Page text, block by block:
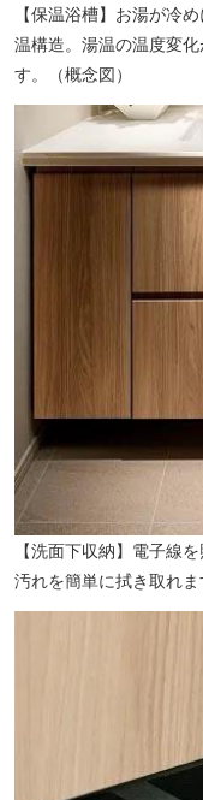
【保温浴槽】お湯が冷
温構造。湯温の温度変
す。（概念図）
【洗面下収納】電子線
汚れを簡単に拭き取れ